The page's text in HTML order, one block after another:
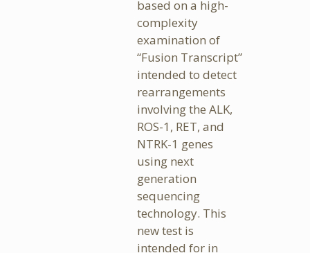
based on a high-
complexity
examination of
“Fusion Transcript”
intended to detect
rearrangements
involving the ALK,
ROS-1, RET, and
NTRK-1 genes
using next
generation
sequencing
technology. This
new test is
intended for in